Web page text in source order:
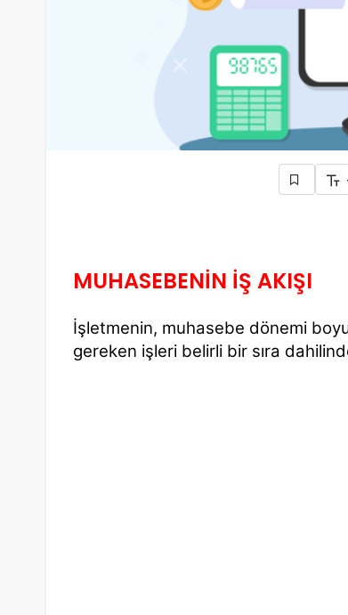
MUHASEBENİN İŞ AKIŞI
İşletmenin, muhasebe dönemi
gereken işleri belirli bir sıra